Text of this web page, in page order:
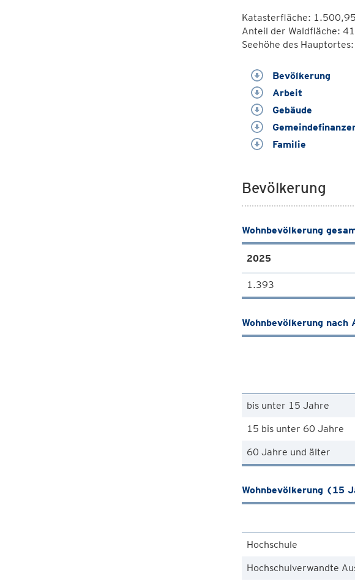
Katasterfläche:
Anteil der Waldfläche:
Seehöhe des
Bevölkerung
Arbeit
Gebäude
Familie
Bevölkerung
Wohnbevölkerung
2025
1.393
Wohnbevölkerung nach
bis unter 15 Jahre
15 bis unter 60 Jahre
60 Jahre und älter
Wohnbevölkerung (15
Hochschule
Hochschulverwandte